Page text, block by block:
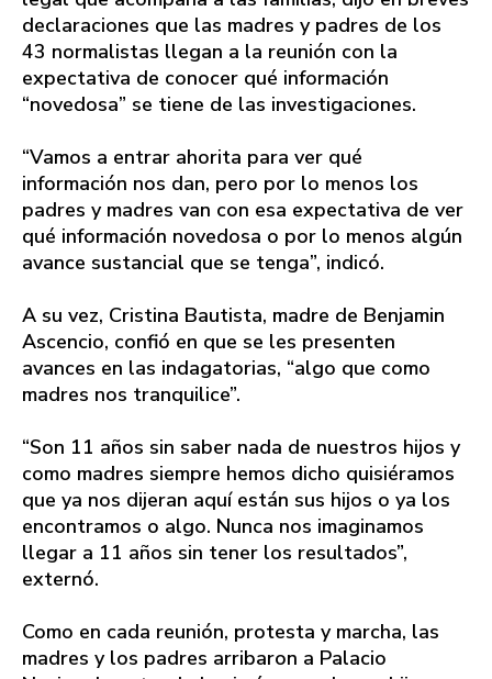
declaraciones que las madres y padres de los
43 normalistas llegan a la reunión con la
expectativa de conocer qué información
“novedosa” se tiene de las investigaciones.
“Vamos a entrar ahorita para ver qué
información nos dan, pero por lo menos los
padres y madres van con esa expectativa de ver
qué información novedosa o por lo menos algún
avance sustancial que se tenga”, indicó.
A su vez, Cristina Bautista, madre de Benjamin
Ascencio, confió en que se les presenten
avances en las indagatorias, “algo que como
madres nos tranquilice”.
“Son 11 años sin saber nada de nuestros hijos y
como madres siempre hemos dicho quisiéramos
que ya nos dijeran aquí están sus hijos o ya los
encontramos o algo. Nunca nos imaginamos
llegar a 11 años sin tener los resultados”,
externó.
Como en cada reunión, protesta y marcha, las
madres y los padres arribaron a Palacio